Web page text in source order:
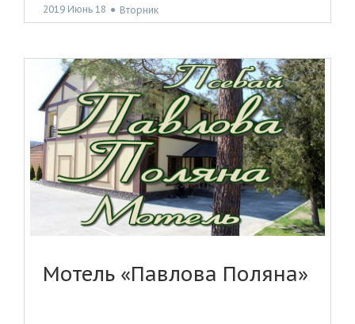
2019 Июнь 18 ● Вторник
Мотель «Павлова Поляна»